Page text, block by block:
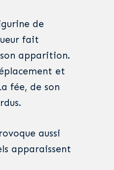
de
fait
apparition.
et
fée, de son
aussi
apparaissent